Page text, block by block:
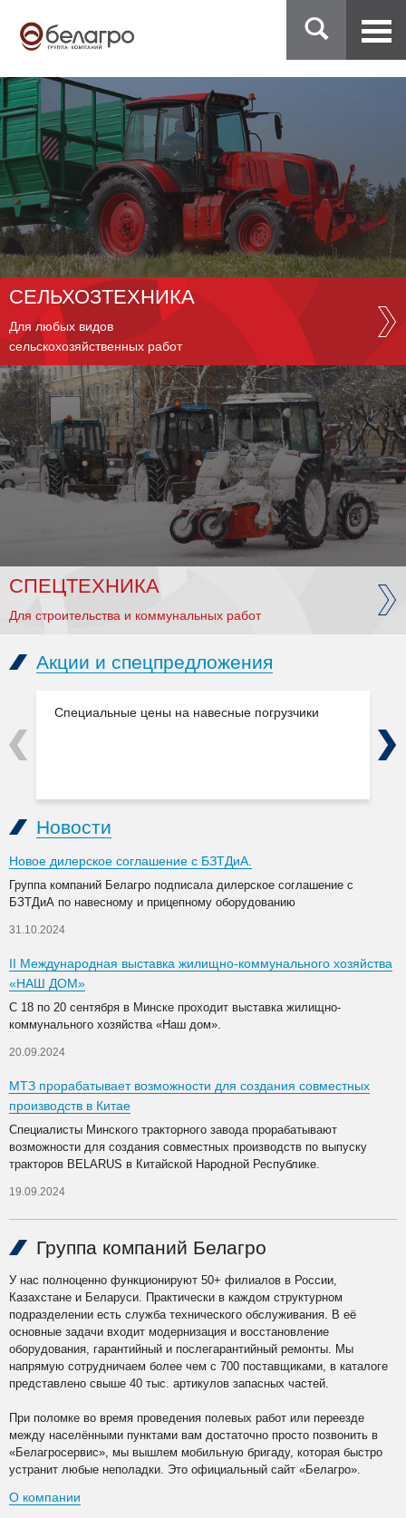
СЕЛЬХОЗТЕХНИКА
Для любых видов
сельскохозяйственных работ
СПЕЦТЕХНИКА
Для строительства и коммунальных работ
Акции и спецпредложения
Специальные цены на навесные погрузчики
Previous Next
Новости
Новое дилерское соглашение с БЗТДиА.
Группа компаний Белагро подписала дилерское соглашение с
БЗТДиА по навесному и прицепному оборудованию
31.10.2024
II Международная выставка жилищно-коммунального хозяйства
«НАШ ДОМ»
С 18 по 20 сентября в Минске проходит выставка жилищно-
коммунального хозяйства «Наш дом».
20.09.2024
МТЗ прорабатывает возможности для создания совместных
производств в Китае
Специалисты Минского тракторного завода прорабатывают
возможности для создания совместных производств по выпуску
тракторов BELARUS в Китайской Народной Республике.
19.09.2024
Группа компаний Белагро
У нас полноценно функционируют 50+ филиалов в России,
Казахстане и Беларуси. Практически в каждом структурном
подразделении есть служба технического обслуживания. В её
основные задачи входит модернизация и восстановление
оборудования, гарантийный и послегарантийный ремонты. Мы
напрямую сотрудничаем более чем с 700 поставщиками, в каталоге
представлено свыше 40 тыс. артикулов запасных частей.
При поломке во время проведения полевых работ или переезде
между населёнными пунктами вам достаточно просто позвонить в
«Белагросервис», мы вышлем мобильную бригаду, которая быстро
устранит любые неполадки. Это официальный сайт «Белагро».
О компании